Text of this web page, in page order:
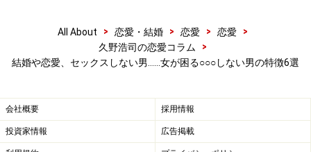
クリスマスや誕生日など女性にとっての大切な記念日。
もしそんな大切な日を一緒にお祝いしてくれない彼氏と
付き合ってしまった貴女。大きく３つの理由が考えられ
い」「あなたのことを愛してる自信がない」という理由
が考えられます。つまり、わかりやすく言えば「付き合
ってる証拠」をあなたに対して残したくないという気持
All About > 恋愛・結婚 > 恋愛 > 恋愛
>
久野浩司の恋愛コラム
>
結婚や恋愛、セックスしない男……女が困る○○○しない男の特徴6選
会社概要 採用情報
投資家情報 広告掲載